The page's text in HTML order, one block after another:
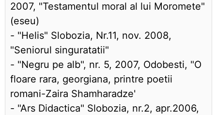
2007, "Testamentul moral al lui Moromete"
(eseu)
- "Helis" Slobozia, Nr.11, nov. 2008,
"Seniorul singuratatii"
- "Negru pe alb", nr. 5, 2007, Odobesti, "O
floare rara, georgiana, printre poetii
romani-Zaira Shamharadze'
- "Ars Didactica" Slobozia, nr.2, apr.2006,